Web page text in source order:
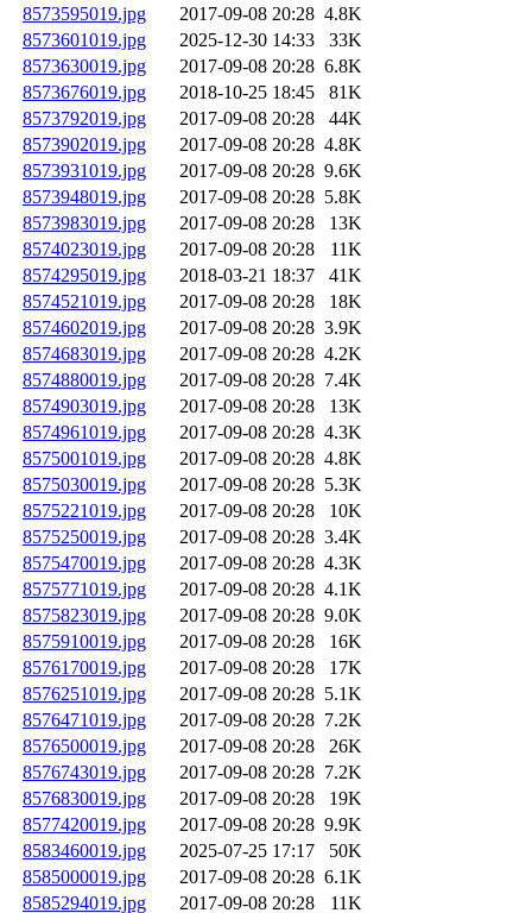
8573595019.jpg
2017-09-08 20:28 4.8K
8573601019.jpg
2025-12-30 14:33
33K
8573630019.jpg
2017-09-08 20:28 6.8K
8573676019.jpg
2018-10-25 18:45
81K
8573792019.jpg
2017-09-08 20:28
44K
8573902019.jpg
2017-09-08 20:28 4.8K
8573931019.jpg
2017-09-08 20:28 9.6K
8573948019.jpg
2017-09-08 20:28 5.8K
8573983019.jpg
2017-09-08 20:28
13K
8574023019.jpg
2017-09-08 20:28
11K
8574295019.jpg
2018-03-21 18:37
41K
8574521019.jpg
2017-09-08 20:28
18K
8574602019.jpg
2017-09-08 20:28 3.9K
8574683019.jpg
2017-09-08 20:28 4.2K
8574880019.jpg
2017-09-08 20:28 7.4K
8574903019.jpg
2017-09-08 20:28
13K
8574961019.jpg
2017-09-08 20:28 4.3K
8575001019.jpg
2017-09-08 20:28 4.8K
8575030019.jpg
2017-09-08 20:28 5.3K
8575221019.jpg
2017-09-08 20:28
10K
8575250019.jpg
2017-09-08 20:28 3.4K
8575470019.jpg
2017-09-08 20:28 4.3K
8575771019.jpg
2017-09-08 20:28 4.1K
8575823019.jpg
2017-09-08 20:28 9.0K
8575910019.jpg
2017-09-08 20:28
16K
8576170019.jpg
2017-09-08 20:28
17K
8576251019.jpg
2017-09-08 20:28 5.1K
8576471019.jpg
2017-09-08 20:28 7.2K
8576500019.jpg
2017-09-08 20:28
26K
8576743019.jpg
2017-09-08 20:28 7.2K
8576830019.jpg
2017-09-08 20:28
19K
8577420019.jpg
2017-09-08 20:28 9.9K
8583460019.jpg
2025-07-25 17:17
50K
8585000019.jpg
2017-09-08 20:28 6.1K
8585294019.jpg
2017-09-08 20:28 11K